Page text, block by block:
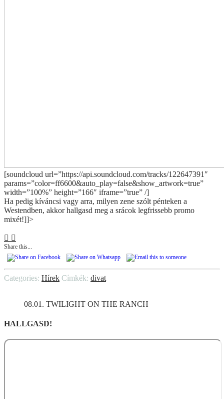
[soundcloud url=”https://api.soundcloud.com/tracks/122647391″
params=”color=ff6600&auto_play=false&show_artwork=true”
width=”100%” height=”166″ iframe=”true” /]
Ha pedig kíváncsi vagy arra, milyen zene szólt pénteken a
Westendben, akkor hallgasd meg a srácok legfrissebb promo
mixét!]]>
Share this...
Categories: Hírek Címkék: divat
08.01. TWILIGHT ON THE RANCH
HALLGASD!